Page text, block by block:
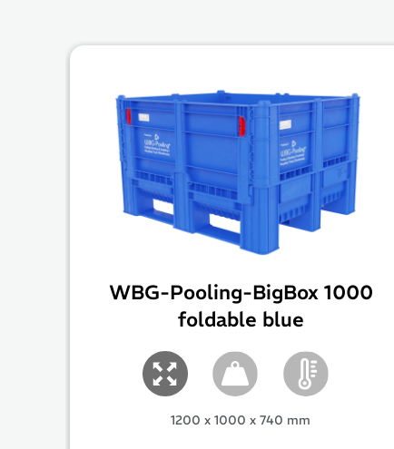
WBG-Pooling-BigBox 1000
foldable blue
1200 x 1000 x 740 mm